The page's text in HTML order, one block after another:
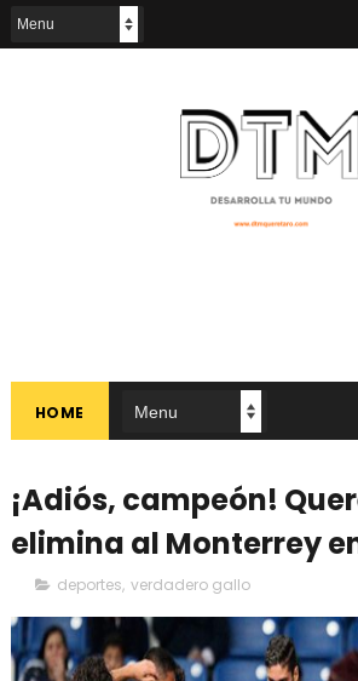
HOME
¡Adiós, campeón!
elimina al Monterrey
deportes, verdadero gallo